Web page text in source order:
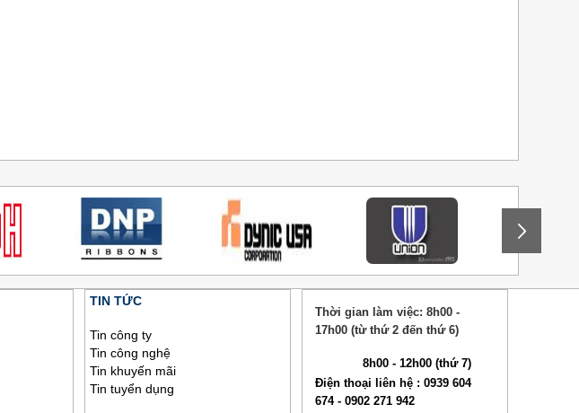
TIN TỨC
Tin công ty
Tin công nghệ
Tin khuyến mãi
Tin tuyển dụng
Thời gian làm việc: 8h00 -
17h00 (từ thứ 2 đến thứ 6)
8h00 - 12h00 (thứ 7)
Điện thoại liên hệ : 0939 604
674 - 0902 271 942